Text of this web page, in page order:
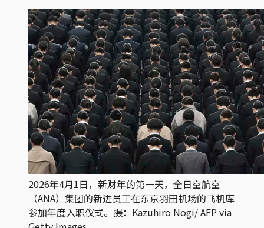
2026年4月1日，新财年的第一天，全日空航空
（ANA）集团的新进员工在东京羽田机场的飞机库
参加年度入职仪式。摄：Kazuhiro Nogi/ AFP via